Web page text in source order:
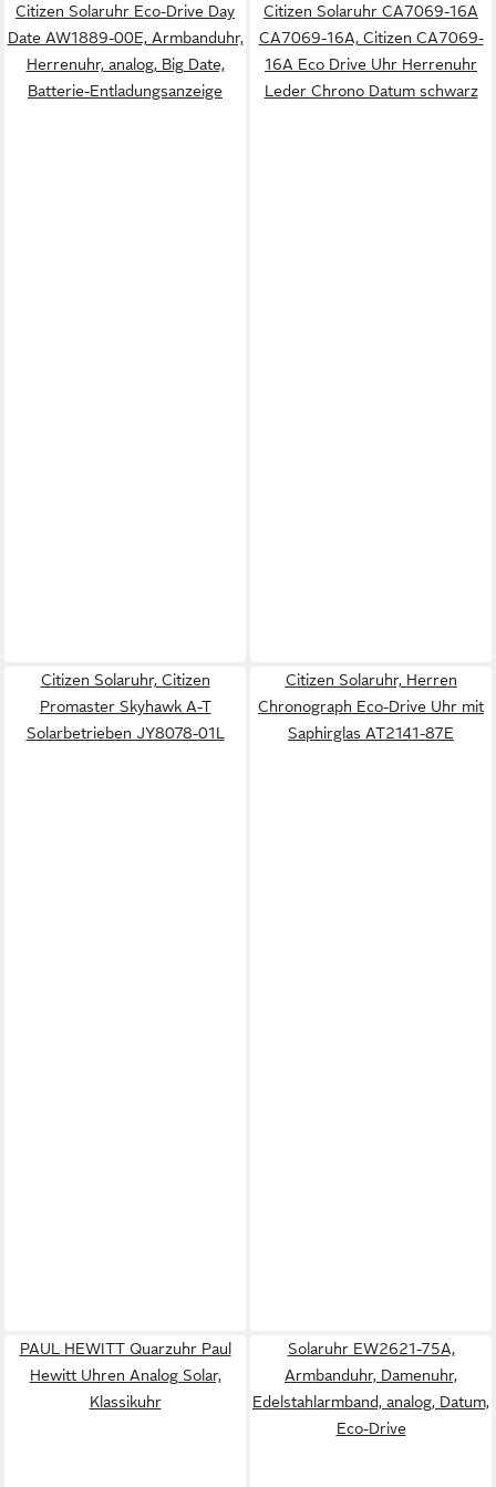
Citizen Solaruhr Eco-Drive Day
Date AW1889-00E, Armbanduhr,
Herrenuhr, analog, Big Date,
Batterie-Entladungsanzeige
Citizen Solaruhr CA7069-16A
CA7069-16A, Citizen CA7069-
16A Eco Drive Uhr Herrenuhr
Leder Chrono Datum schwarz
Citizen Solaruhr, Citizen
Promaster Skyhawk A-T
Solarbetrieben JY8078-01L
Citizen Solaruhr, Herren
Chronograph Eco-Drive Uhr mit
Saphirglas AT2141-87E
PAUL HEWITT Quarzuhr Paul
Hewitt Uhren Analog Solar,
Klassikuhr
Solaruhr EW2621-75A,
Armbanduhr, Damenuhr,
Edelstahlarmband, analog, Datum,
Eco-Drive